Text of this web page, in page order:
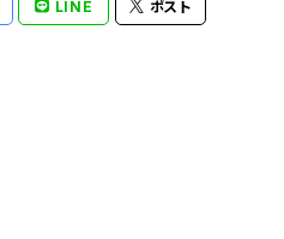
LINE ポスト